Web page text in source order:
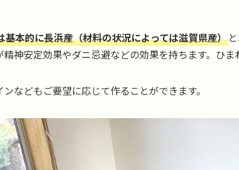
基本的に長浜産（材料の状況によっては滋賀県産）
精神安定効果やダニ忌避などの効果を持ちます。ひま
などもご要望に応じて作ることができます。